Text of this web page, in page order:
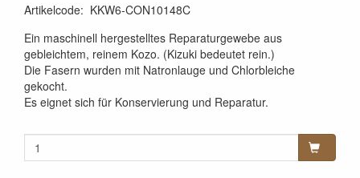
Artikelcode: KKW6-CON10148C
Ein maschinell hergestelltes Reparaturgewebe aus
gebleichtem, reinem Kozo. (Kizuki bedeutet rein.)
Die Fasern wurden mit Natronlauge und Chlorbleiche
gekocht.
Es eignet sich für Konservierung und Reparatur.